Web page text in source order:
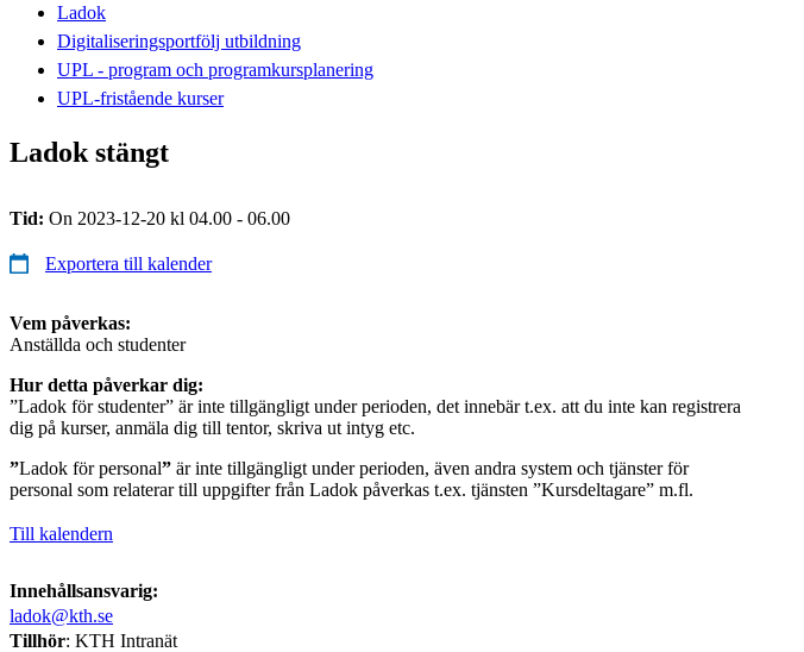
Ladok
Digitaliseringsportfölj utbildning
UPL - program och programkursplanering
UPL-fristående kurser
Ladok stängt
Tid: On 2023-12-20 kl 04.00 - 06.00
Exportera till kalender
Vem påverkas:
Anställda och studenter
Hur detta påverkar dig:
”Ladok för studenter” är inte tillgängligt under perioden, det innebär t.ex. att du inte kan registrera
dig på kurser, anmäla dig till tentor, skriva ut intyg etc.
”Ladok för personal” är inte tillgängligt under perioden, även andra system och tjänster för
personal som relaterar till uppgifter från Ladok påverkas t.ex. tjänsten ”Kursdeltagare” m.fl.
Till kalendern
Innehållsansvarig:
ladok@kth.se
Tillhör: KTH Intranät